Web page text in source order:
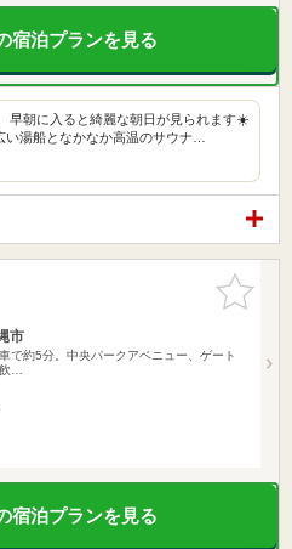
宿泊プランを見る
早朝に入ると綺麗な朝日が見られます☀️
い湯船となかなか高温のサウナ…
お気に入
りに追加
市
で約5分。中央パークアベニュー、ゲート
…
宿泊プランを見る